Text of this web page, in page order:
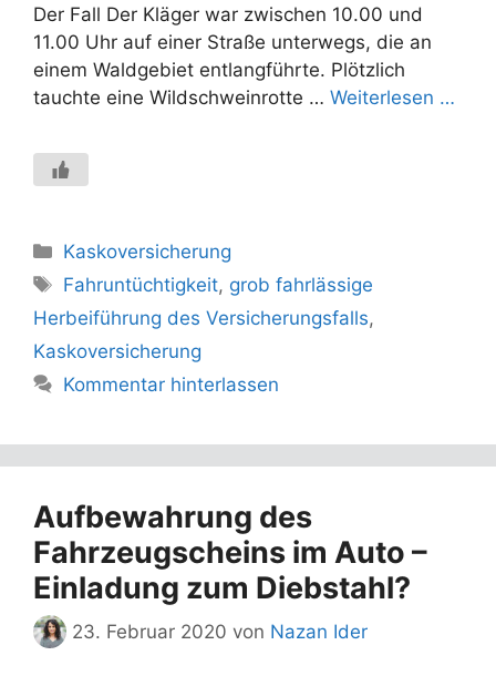
Der Fall Der Kläger war zwischen 10.00 und
11.00 Uhr auf einer Straße unterwegs, die an
einem Waldgebiet entlangführte. Plötzlich
tauchte eine Wildschweinrotte … Weiterlesen …
Kategorien
Kaskoversicherung
Schlagwörter
Fahruntüchtigkeit, grob fahrlässige
Herbeiführung des Versicherungsfalls,
Kaskoversicherung
Kommentar hinterlassen
Aufbewahrung des
Fahrzeugscheins im Auto –
Einladung zum Diebstahl?
23. Februar 2020 von Nazan Ider